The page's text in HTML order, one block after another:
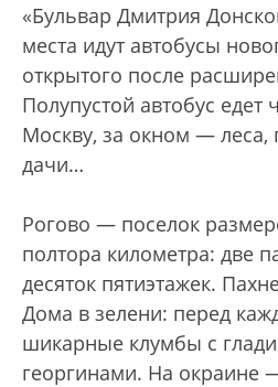
«Бульвар Дмитрия
места идут автобусы
открытого после
Полупустой автобус
Москву, за окном — леса,
дачи…
Рогово — поселок
полтора километра: две
десяток пятиэтажек.
Дома в зелени: перед
шикарные клумбы с
георгинами. На окраине